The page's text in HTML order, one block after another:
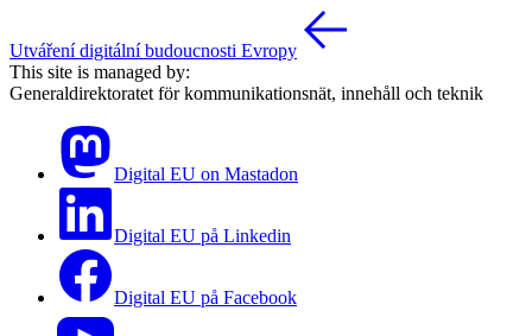
Utváření digitální budoucnosti Evropy
This site is managed by:
Generaldirektoratet för kommunikationsnät, innehåll och teknik
Digital EU on Mastadon
Digital EU på Linkedin
Digital EU på Facebook